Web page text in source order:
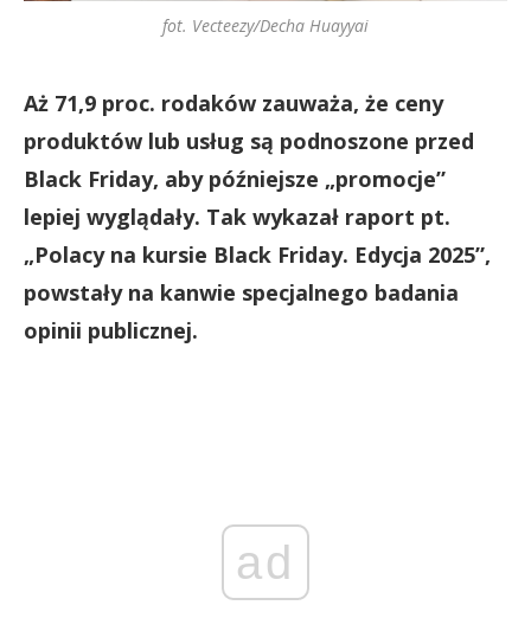
fot. Vecteezy/Decha Huayyai
Aż 71,9 proc. rodaków zauważa, że ceny
produktów lub usług są podnoszone przed
Black Friday, aby późniejsze „promocje”
lepiej wyglądały. Tak wykazał raport pt.
„Polacy na kursie Black Friday. Edycja 2025”,
powstały na kanwie specjalnego badania
opinii publicznej.
ad